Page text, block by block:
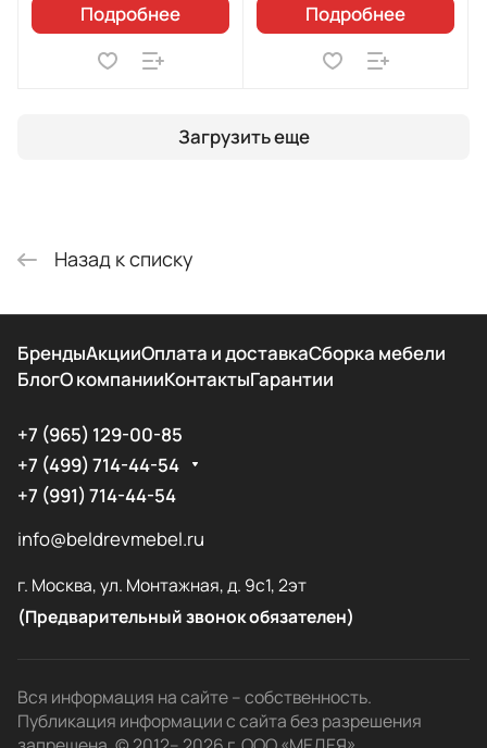
Подробнее Подробнее
Загрузить еще
Назад к списку
БрендыАкцииОплата и доставкаСборка мебели
БлогО компанииКонтактыГарантии
+7 (965) 129-00-85
+7 (499) 714-44-54
+7 (991) 714-44-54
info@beldrevmebel.ru
г. Москва, ул. Монтажная, д. 9с1, 2эт
(Предварительный звонок обязателен)
Вся информация на сайте – собственность.
Публикация информации с сайта без разрешения